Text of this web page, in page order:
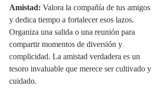
Amistad: Valora la compañía de tus amigos
y dedica tiempo a fortalecer esos lazos.
Organiza una salida o una reunión para
compartir momentos de diversión y
complicidad. La amistad verdadera es un
tesoro invaluable que merece ser cultivado y
cuidado.